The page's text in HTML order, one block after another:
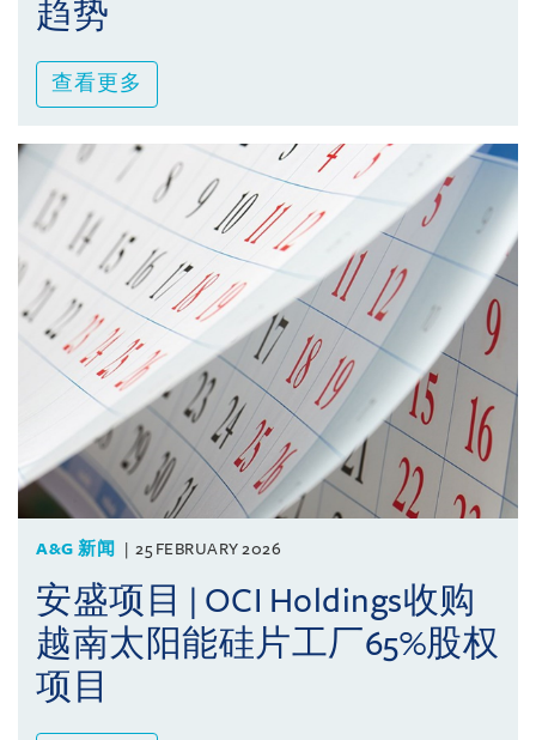
趋势
查看更多
A&G 新闻 25 FEBRUARY 2026
安盛项目 | OCI Holdings收购
越南太阳能硅片工厂65%股权
项目